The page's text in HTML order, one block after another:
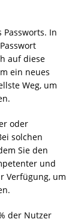
Passworts. In
auf diese
ein neues
Weg, um
oder
solchen
Sie den
und
Verfügung, um
der Nutzer